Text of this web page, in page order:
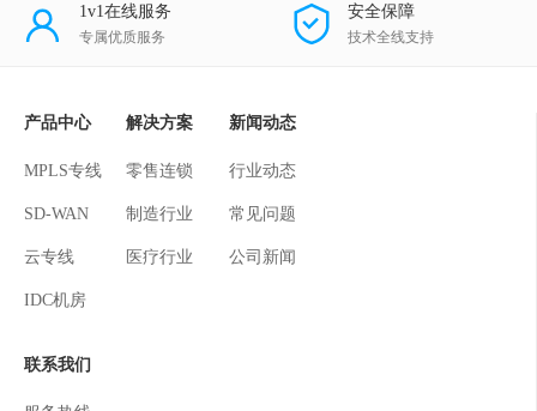
1v1在线服务
专属优质服务
安全保障
技术全线支持
产品中心
MPLS专线
SD-WAN
云专线
IDC机房
解决方案
零售连锁
制造行业
医疗行业
新闻动态
行业动态
常见问题
公司新闻
联系我们